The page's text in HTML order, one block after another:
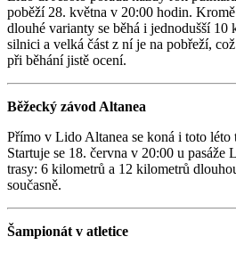
poběží 28. května v 20:00 hodin.
dlouhé varianty se běhá i jednodušší 10
silnici a velká část z ní je na pobřeží,
při běhání jistě ocení.
Běžecký závod Altanea
Přímo v Lido Altanea se koná i toto léto
Startuje se 18. června v 20:00 u pasáže
trasy: 6 kilometrů a 12 kilometrů
současně.
Šampionát v atletice